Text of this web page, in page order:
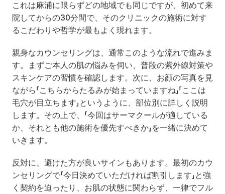
これは麻浦に限らずどの地域でも同じですが、初めて来
院してからの30分間で、そのクリニックの施術に対す
るこだわりや哲学が最もよく現れます。
親身なカウンセリングは、通常このような流れで進みま
す。まずご本人の肌の悩みを伺い、普段の紫外線対策や
スキンケアの習慣を確認します。次に、お顔の写真を見
ながら「こちらからたるみが始まっていますね」「ここは
毛穴が目立ちます」というように、部位別に詳しく説明
します。その上で、「今回はサーマクールが適している
か、それとも他の施術を優先すべきか」を一緒に決めて
いきます。
反対に、避けた方が良いサインもあります。最初のカウ
ンセリングで「今日決めていただければ割引します」と強
く契約を迫ったり、お肌の状態に関わらず、一律でフル